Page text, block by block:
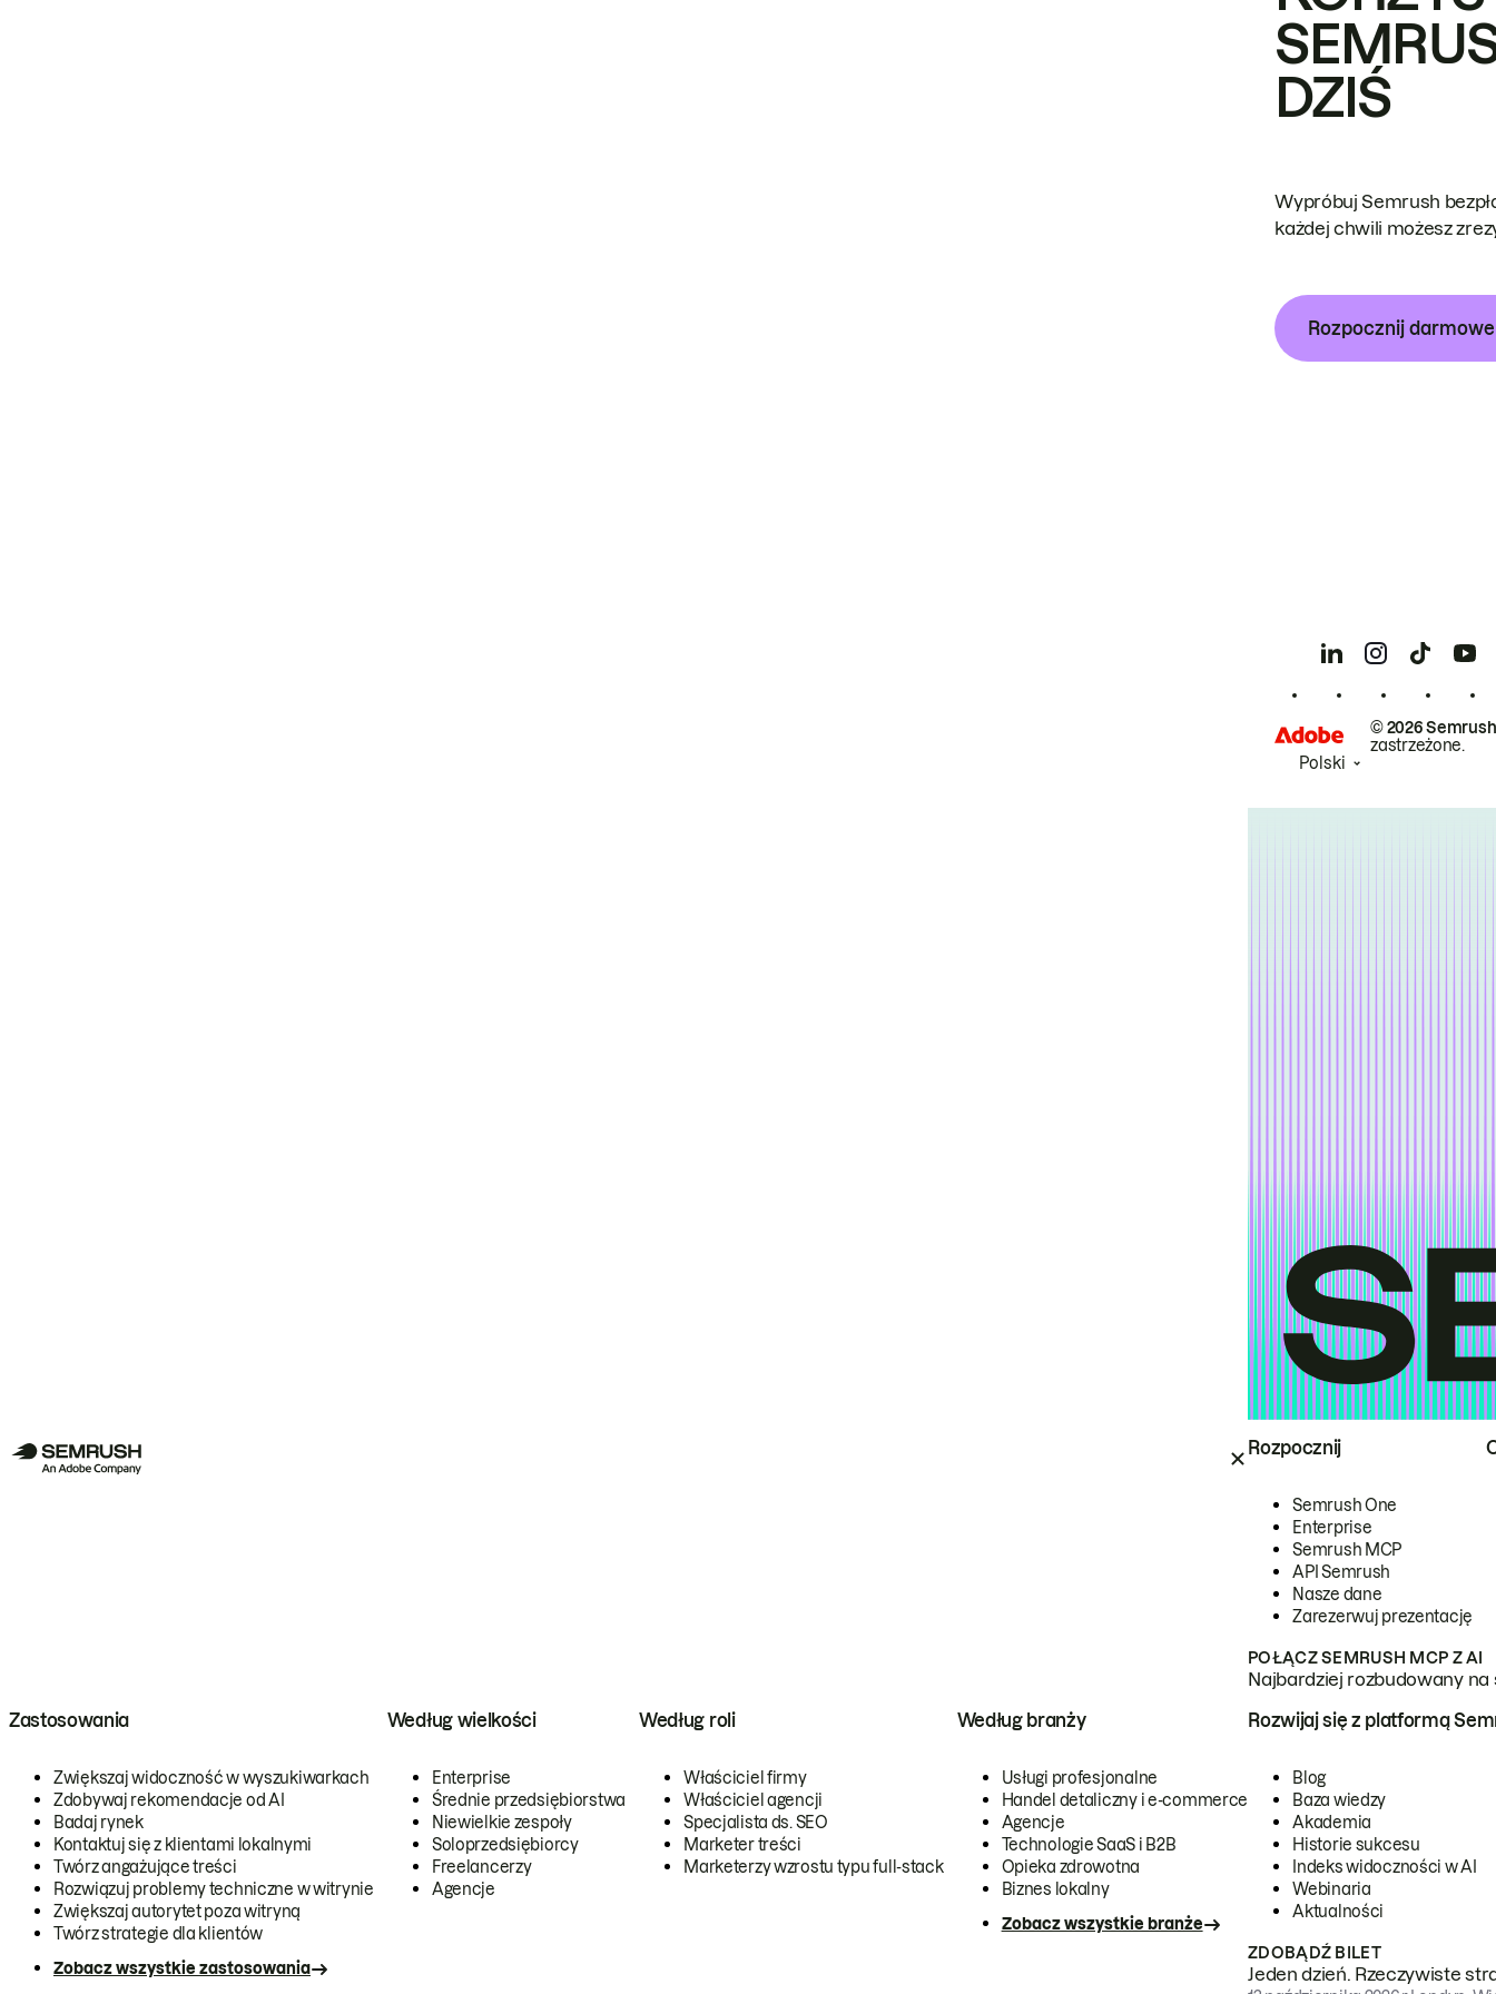
Rozpocznij
Semrush One
Enterprise
Semrush MCP
API Semrush
Nasze dane
Zarezerwuj prezentację
POŁĄCZ SEMRUSH MCP Z AI
Najbardziej rozbudowany
Zastosowania
Zwiększaj widoczność w wyszukiwarkach
Zdobywaj rekomendacje od AI
Badaj rynek
Kontaktuj się z klientami lokalnymi
Twórz angażujące treści
Rozwiązuj problemy techniczne w witrynie
Zwiększaj autorytet poza witryną
Twórz strategie dla klientów
Zobacz wszystkie zastosowania
Według wielkości
Enterprise
Średnie przedsiębiorstwa
Niewielkie zespoły
Soloprzedsiębiorcy
Freelancerzy
Agencje
Według roli
Właściciel firmy
Właściciel agencji
Specjalista ds. SEO
Marketer treści
Marketerzy wzrostu typu full-stack
Według branży
Usługi profesjonalne
Handel detaliczny i e-commerce
Agencje
Technologie SaaS i B2B
Opieka zdrowotna
Biznes lokalny
Zobacz wszystkie branże
Rozwijaj się z platformą
Blog
Baza wiedzy
Akademia
Historie sukcesu
Indeks widoczności w AI
Webinaria
Aktualności
ZDOBĄDŹ BILET
Jeden dzień. Rzeczywiste
DZIŚ
Wypróbuj Semrush
każdej chwili możesz
Rozpocznij
© 2026
zastrzeżone.
Polski